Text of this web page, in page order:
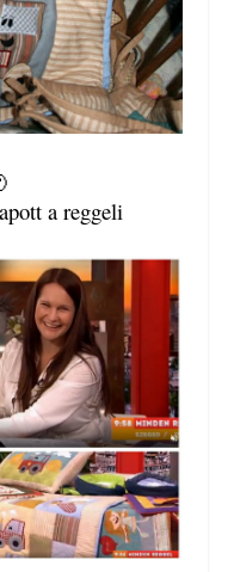
a reggeli